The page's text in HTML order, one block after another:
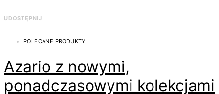
UDOSTĘPNIJ
POLECANE PRODUKTY
Azario z nowymi,
ponadczasowymi kolekcjami